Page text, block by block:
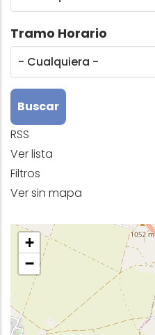
Tramo Horario
RSS
Ver lista
Filtros
Ver sin mapa
+
−